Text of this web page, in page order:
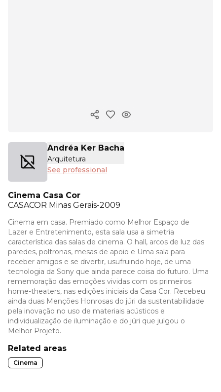
Copy ink
Andréa Ker Bacha
Arquitetura
See professional
Cinema Casa Cor
CASACOR Minas Gerais-2009
Cinema em casa. Premiado como Melhor Espaço de
Lazer e Entretenimento, esta sala usa a simetria
característica das salas de cinema. O hall, arcos de luz das
paredes, poltronas, mesas de apoio e Uma sala para
receber amigos e se divertir, usufruindo hoje, de uma
tecnologia da Sony que ainda parece coisa do futuro. Uma
rememoração das emoções vividas com os primeiros
home-theaters, nas edições iniciais da Casa Cor. Recebeu
ainda duas Menções Honrosas do júri da sustentabilidade
pela inovação no uso de materiais acústicos e
individualização de iluminação e do júri que julgou o
Melhor Projeto.
Related areas
Cinema